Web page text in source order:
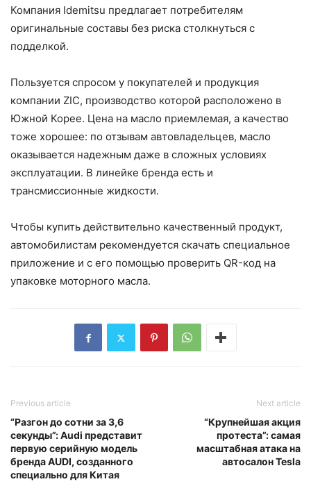
Компания Idemitsu предлагает потребителям
оригинальные составы без риска столкнуться с
подделкой.
Пользуется спросом у покупателей и продукция
компании ZIC, производство которой расположено в
Южной Корее. Цена на масло приемлемая, а качество
тоже хорошее: по отзывам автовладельцев, масло
оказывается надежным даже в сложных условиях
эксплуатации. В линейке бренда есть и
трансмиссионные жидкости.
Чтобы купить действительно качественный продукт,
автомобилистам рекомендуется скачать специальное
приложение и с его помощью проверить QR-код на
упаковке моторного масла.
Previous article
“Разгон до сотни за 3,6
секунды”: Audi представит
первую серийную модель
бренда AUDI, созданного
специально для Китая
Next article
“Крупнейшая акция
протеста”: самая
масштабная атака на
автосалон Tesla